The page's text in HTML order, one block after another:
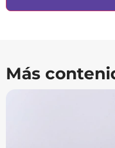
Más